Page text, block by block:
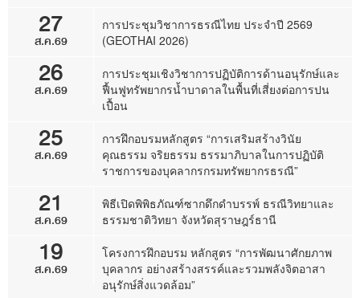
27
ส.ค.69
การประชุมวิชาการธรณีไทย ประจำปี 2569
(GEOTHAI 2026)
26
ส.ค.69
การประชุมเชิงวิชาการปฏิบัติการด้านอนุรักษ์และ
ฟื้นฟูทรัพยากรน้ำบาดาลในพื้นที่เสี่ยงต่อการปน
เปื้อน
25
ส.ค.69
การฝึกอบรมหลักสูตร “การเสริมสร้างวินัย
คุณธรรม จริยธรรม ธรรมาภิบาลในการปฏิบัติ
ราชการของบุคลากรกรมทรัพยากรธรณี”
21
ส.ค.69
พิธีเปิดพิพิธภัณฑ์ซากดึกดำบรรพ์ ธรณีวิทยาและ
ธรรมชาติวิทยา จังหวัดสุราษฎร์ธานี
19
ส.ค.69
โครงการฝึกอบรม หลักสูตร “การพัฒนาศักยภาพ
บุคลากร อย่างสร้างสรรค์และรวมพลังจิตอาสา
อนุรักษ์สิ่งแวดล้อม”